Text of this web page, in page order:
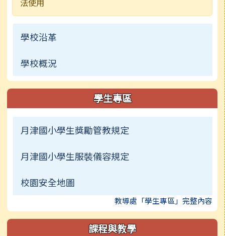
學校沿革
學校概況
學生專區
月津國小學生獎勵管教規定
月津國小學生服裝儀容規定
校園安全地圖
教導處「學生專區」完整內容
課程與教學